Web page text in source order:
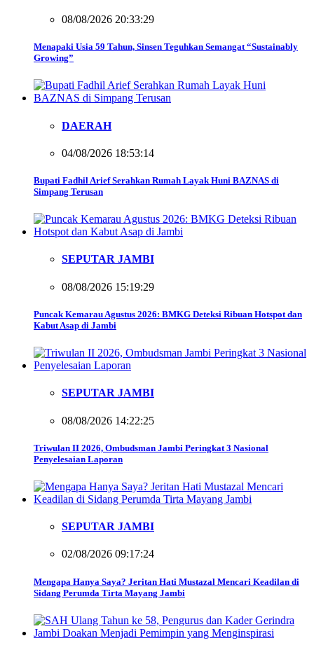
08/08/2026 20:33:29
Menapaki Usia 59 Tahun, Sinsen Teguhkan Semangat “Sustainably
Growing”
DAERAH
04/08/2026 18:53:14
Bupati Fadhil Arief Serahkan Rumah Layak Huni BAZNAS di
Simpang Terusan
SEPUTAR JAMBI
08/08/2026 15:19:29
Puncak Kemarau Agustus 2026: BMKG Deteksi Ribuan Hotspot dan
Kabut Asap di Jambi
SEPUTAR JAMBI
08/08/2026 14:22:25
Triwulan II 2026, Ombudsman Jambi Peringkat 3 Nasional
Penyelesaian Laporan
SEPUTAR JAMBI
02/08/2026 09:17:24
Mengapa Hanya Saya? Jeritan Hati Mustazal Mencari Keadilan di
Sidang Perumda Tirta Mayang Jambi